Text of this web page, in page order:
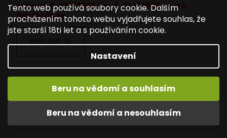
Tento web používá soubory cookie. Dalším
procházením tohoto webu vyjadřujete souhlas, že
jste starší 18ti let a s používáním cookie.
Nastavení
Beru na vědomí a nesouhlasím
Beru na vědomí a souhlasím
Vítejte na JOYETECH. DORUČENÍ ZDARMA zásilkovnou nad
zákonů č. 225/2006 Sb., č. 274/2008 Sb a č.
305/2009 Sb.
PŘIHLÁSIT SE